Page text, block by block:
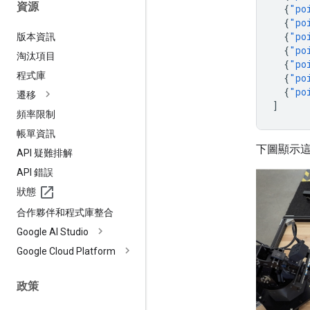
資源
版本資訊
淘汰項目
程式庫
遷移
頻率限制
帳單資訊
API 疑難排解
API 錯誤
狀態
合作夥伴和程式庫整合
Google AI Studio
Google Cloud Platform
政策
{
{
{
{
{
{
{
]
下圖顯示